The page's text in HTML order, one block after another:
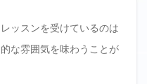
ッスンを受けているのは
な雰囲気を味わうことが